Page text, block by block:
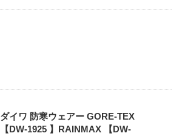
ダイワ 防寒ウェアー GORE-TEX
【DW-1925 】RAINMAX 【DW-